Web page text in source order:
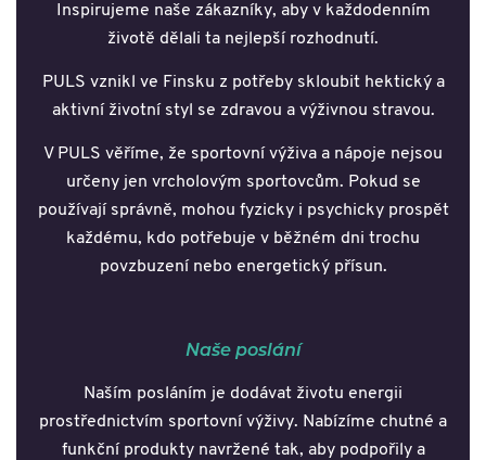
Inspirujeme naše zákazníky, aby v každodenním
životě dělali ta nejlepší rozhodnutí.
PULS vznikl ve Finsku z potřeby skloubit hektický a
aktivní životní styl se zdravou a výživnou stravou.
V PULS věříme, že sportovní výživa a nápoje nejsou
určeny jen vrcholovým sportovcům. Pokud se
používají správně, mohou fyzicky i psychicky prospět
každému, kdo potřebuje v běžném dni trochu
povzbuzení nebo energetický přísun.
Naše poslání
Naším posláním je dodávat životu energii
prostřednictvím sportovní výživy. Nabízíme chutné a
funkční produkty navržené tak, aby podpořily a